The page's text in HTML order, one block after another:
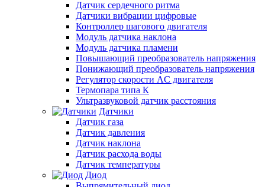
Датчик сердечного ритма
Датчики вибрации цифровые
Контроллер шагового двигателя
Модуль датчика наклона
Модуль датчика пламени
Повышающий преобразователь напряжения
Понижающий преобразователь напряжения
Регулятор скорости AC двигателя
Термопара типа К
Ультразвуковой датчик расстояния
Датчики
Датчик газа
Датчик давления
Датчик наклона
Датчик расхода воды
Датчик температуры
Диод